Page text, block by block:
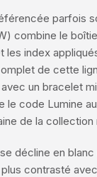
parfois
combine le
les index
de cette
un bracelet
le code Lumine
de la collection
décline en
contrasté